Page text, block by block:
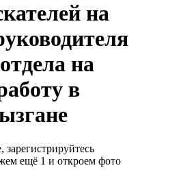
на
на
в
ещё 1 и откроем фото